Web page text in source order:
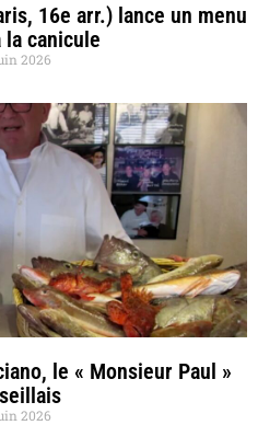
16e arr.) lance un menu
la canicule
2026
le « Monsieur Paul »
2026